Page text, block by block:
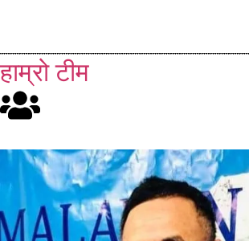
हाम्रो टीम